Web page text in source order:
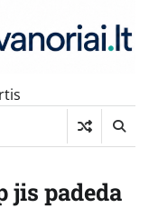
jis padeda